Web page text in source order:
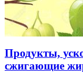
Продукты,
сжигающие